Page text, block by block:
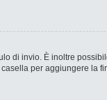
di invio. È inoltre
per aggiungere la